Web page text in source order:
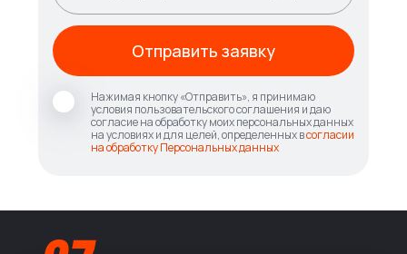
Нажимая кнопку «Отправить», я принимаю
условия пользовательского соглашения и даю
согласие на обработку моих персональных данных
на условиях и для целей, определенных всогласии
на обработку Персональных данных
Отправить заявку